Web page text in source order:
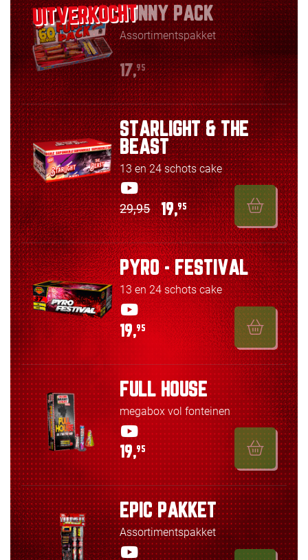
FUNNY PACK
Assortimentspakket
17,95
STARLIGHT & THE
BEAST
13 en 24 schots cake
29,95 19,95
PYRO - FESTIVAL
13 en 24 schots cake
19,95
FULL HOUSE
megabox vol fonteinen
19,95
EPIC PAKKET
Assortimentspakket